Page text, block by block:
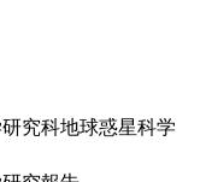
究科地球惑星科学